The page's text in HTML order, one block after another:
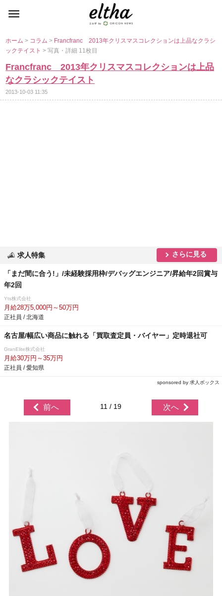
ホーム> コラム> Francfranc 2013年クリスマスコレクションは上品なクラシ
ックテイスト> 写真・詳細 11枚目
Francfranc 2013年クリスマスコレクションは上品
なクラシックテイスト
2013-10-03 11:35
求人特集 さらに見る
「まだ間に合う!」/未経験採用枠/デバッグエンジニア/昇給年2回賞与
年2回
Yts株式会社
月給28万5,000円～50万円
正社員 / 北海道
名古屋/幅広い商品に触れる「買取査定員・バイヤー」定時退社可
GranElite株式会社
月給30万円～35万円
正社員 / 愛知県
sponsored by 求人ボックス
前へ 11 / 19 次へ